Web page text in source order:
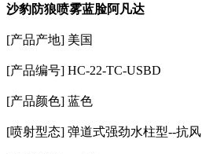
沙豹防狼喷雾蓝脸阿凡达
[产品产地] 美国
[产品编号] HC-22-TC-USBD
[产品颜色] 蓝色
[喷射型态] 弹道式强劲水柱型--抗风